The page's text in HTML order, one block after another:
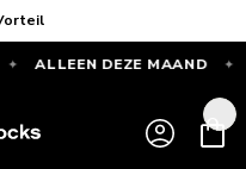
ALLEEN DEZE MAAND
Einloggen